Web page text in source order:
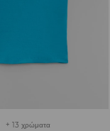
+ 13 χρώματα